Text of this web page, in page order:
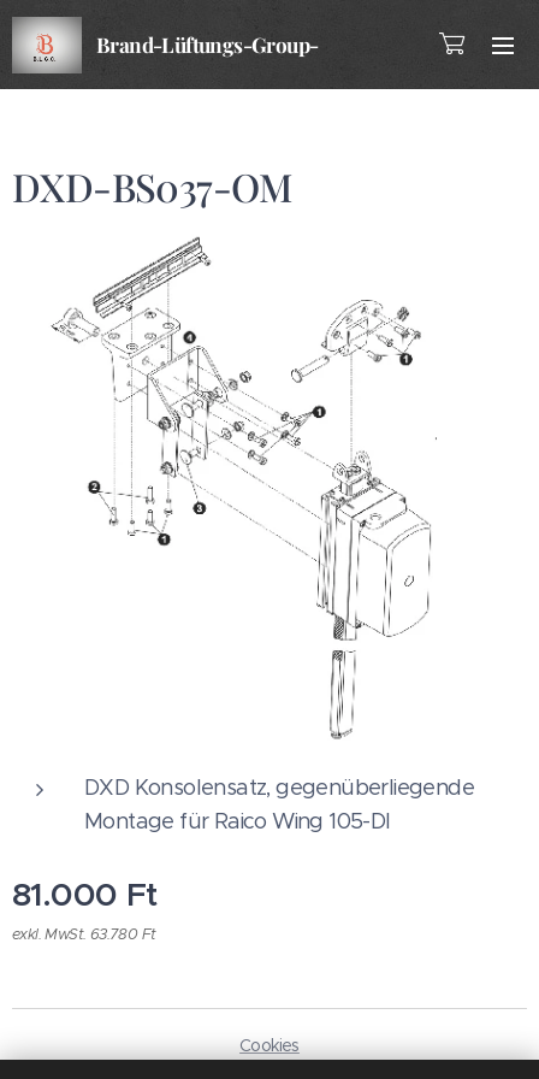
Brand-Lüftungs-Group-
DXD-BS037-OM
DXD Konsolensatz, gegenüberliegende
Montage für Raico Wing 105-DI
81.000 Ft
exkl. MwSt. 63.780 Ft
Cookies